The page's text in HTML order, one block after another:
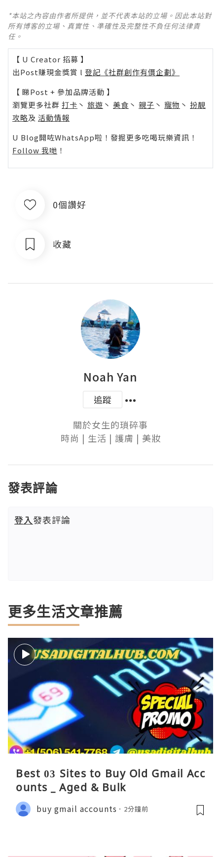
*本站之內容由作者所提供，並不代表本站的立場。因此本站對
所有博客的立場、真實性、準確性及完整性不負任何法律責
任。
【 U Creator 招募 】
出Post賺現金獎賞 l 登記《社群創作有價企劃》
【 睇Post + 參加品牌活動 】
瀏覽更多社群 打卡 丶 旅遊 丶 美食 丶 親子 丶 寵物 丶 扮靚
攻略及 活動情報
U Blog開咗WhatsApp啦！發掘更多吃喝玩樂資訊！
Follow 我哋 ！
0個讚好
收藏
Noah Yan
追蹤
關於女生的瑣碎事
時尚 | 生活 | 護膚 | 美妝
發表評論
登入發表評論
更多生活文章推薦
Best 03 Sites to Buy Old Gmail Acc
ounts _ Aged & Bulk
buy gmail accounts 2分鐘前